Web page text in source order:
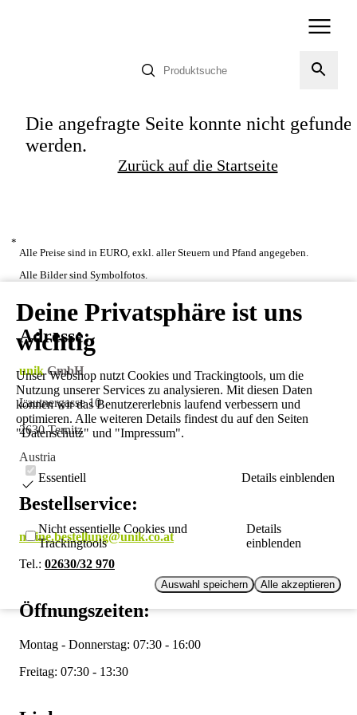
Deine Privatsphäre ist uns
wichtig
Unser Webshop nutzt Cookies und Trackingtools, um die
Nutzung unserer Services zu analysieren. Mit diesen Daten
können wir das Benutzererlebnis laufend verbessern und
optimieren. Alle weiteren Details findest du auf den Seiten
"Datenschutz" und "Impressum".
Essentiell Details einblenden
Nicht essentielle Cookies und
Trackingtools
Details
einblenden
Auswahl speichern Alle akzeptieren
Die angefragte Seite konnte nicht
werden.
Zurück auf die Startseite
*
Alle Preise sind in EURO, exkl. aller Steuern und Pfand angegeben.
Alle Bilder sind Symbolfotos.
Adresse:
unikGmbH
Lautnergasse 10
2630 Ternitz
Austria
Bestellservice:
meine.bestellung@unik.co.at
Tel.: 02630/32 970
Öffnungszeiten:
Montag - Donnerstag: 07:30 - 16:00
Freitag: 07:30 - 13:30